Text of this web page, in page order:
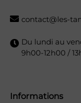
contact@les-
Du lundi au
9h00-12h00 /
Informations